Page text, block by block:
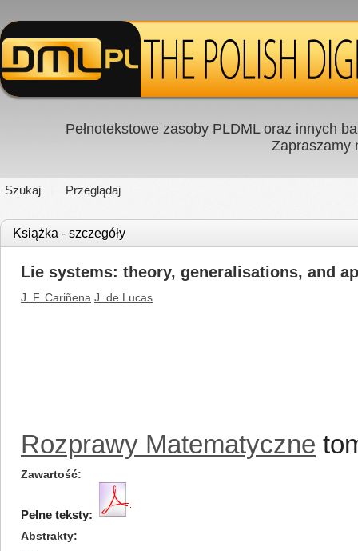
Pełnotekstowe zasoby PLDML oraz innych
Zapraszamy
Szukaj Przeglądaj
Książka - szczegóły
Lie systems: theory, generalisations, and
J. F. Cariñena J. de Lucas
Rozprawy Matematyczne
Zawartość
Pełne teksty:
Abstrakty